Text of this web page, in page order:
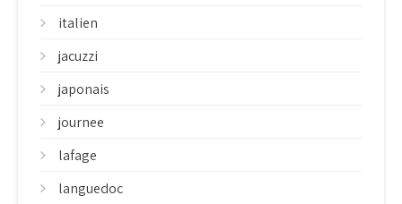
italien
jacuzzi
japonais
journee
lafage
languedoc